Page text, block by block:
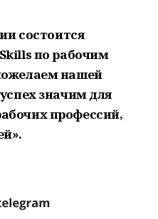
состоится
по рабочим
нашей
значим для
профессий,